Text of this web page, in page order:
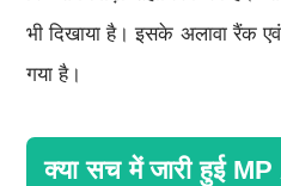
भी दिखाया है। इसके अलावा रैंक
गया है।
क्या सच में जारी हुई